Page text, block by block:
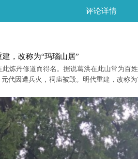
评论详情
，改称为“玛瑙山居”
炼丹修道而得名。据说葛洪在此山常为
代因遭兵火，祠庙被毁。明代重建，改称